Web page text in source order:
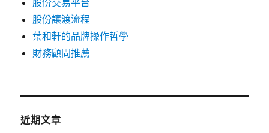
股份交易平台
股份讓渡流程
葉和軒的品牌操作哲學
財務顧問推薦
近期文章